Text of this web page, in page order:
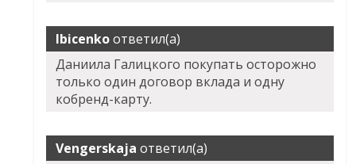
Ibicenkoответил(а)
Даниила Галицкого покупать осторожно
только один договор вклада и одну
кобренд-карту.
Vengerskaja ответил(а)